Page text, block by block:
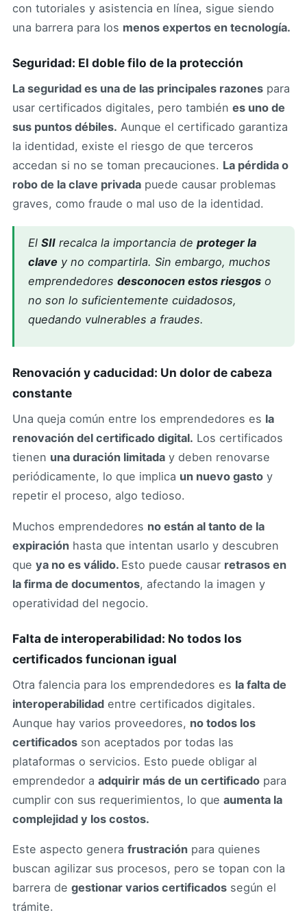
con tutoriales y asistencia en línea, sigue siendo
una barrera para los menos expertos en tecnología.
Seguridad: El doble filo de la protección
La seguridad es una de las principales razones para
usar certificados digitales, pero también es uno de
sus puntos débiles. Aunque el certificado garantiza
la identidad, existe el riesgo de que terceros
accedan si no se toman precauciones. La pérdida o
robo de la clave privada puede causar problemas
graves, como fraude o mal uso de la identidad.
El SIIrecalca la importancia de proteger la
clavey no compartirla. Sin embargo, muchos
emprendedores desconocen estos riesgoso
no son lo suficientemente cuidadosos,
quedando vulnerables a fraudes.
Renovación y caducidad: Un dolor de cabeza
constante
Una queja común entre los emprendedores es la
renovación del certificado digital. Los certificados
tienen una duración limitada y deben renovarse
periódicamente, lo que implica un nuevo gasto y
repetir el proceso, algo tedioso.
Muchos emprendedores no están al tanto de la
expiración hasta que intentan usarlo y descubren
que ya no es válido. Esto puede causar retrasos en
la firma de documentos, afectando la imagen y
operatividad del negocio.
Falta de interoperabilidad: No todos los
certificados funcionan igual
Otra falencia para los emprendedores es la falta de
interoperabilidad entre certificados digitales.
Aunque hay varios proveedores, no todos los
certificados son aceptados por todas las
plataformas o servicios. Esto puede obligar al
emprendedor a adquirir más de un certificado para
cumplir con sus requerimientos, lo que aumenta la
complejidad y los costos.
Este aspecto genera frustración para quienes
buscan agilizar sus procesos, pero se topan con la
barrera de gestionar varios certificados según el
trámite.